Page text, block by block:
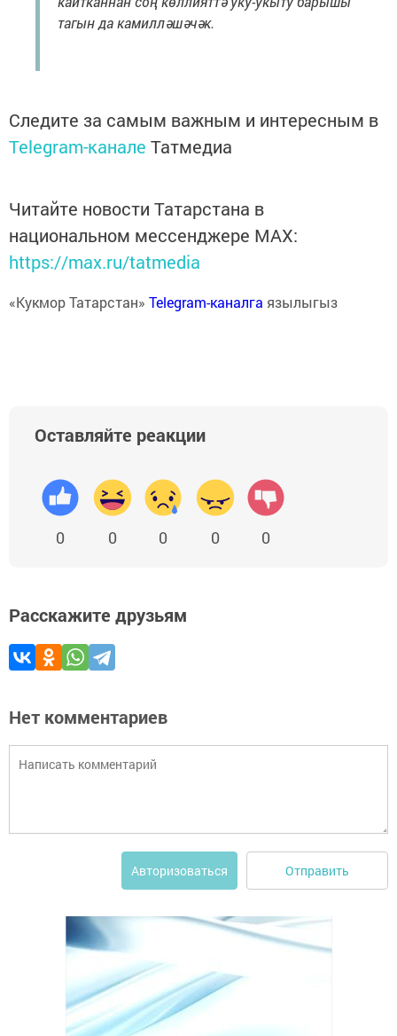
тагын да камилләшәчәк.
Следите за самым важным и интересным в
Telegram-канале Татмедиа
Читайте новости Татарстана в
национальном мессенджере MАХ:
https://max.ru/tatmedia
«Кукмор Татарстан» Telegram-каналга язылыгыз
Оставляйте реакции
0 0 0 0 0
Расскажите друзьям
Нет комментариев
Авторизоваться Отправить